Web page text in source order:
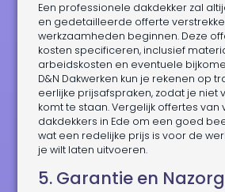
Een professionele dakdekker zal
en gedetailleerde offerte
werkzaamheden beginnen. Deze
kosten specificeren, inclusief
arbeidskosten en eventuele
D&N Dakwerken kun je rekenen op
eerlijke prijsafspraken, zodat je niet
komt te staan. Vergelijk offertes van
dakdekkers in Ede om een goed
wat een redelijke prijs is voor de
je wilt laten uitvoeren.
5. Garantie en Nazorg